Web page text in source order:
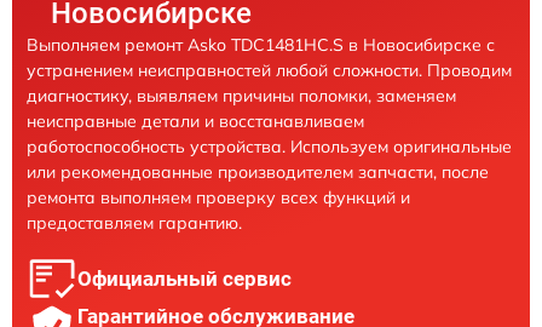
Новосибирске
Выполняем ремонт Asko TDC1481HC.S в Новосибирске с
устранением неисправностей любой сложности. Проводим
диагностику, выявляем причины поломки, заменяем
неисправные детали и восстанавливаем
работоспособность устройства. Используем оригинальные
или рекомендованные производителем запчасти, после
ремонта выполняем проверку всех функций и
предоставляем гарантию.
Официальный сервис
Гарантийное обслуживание